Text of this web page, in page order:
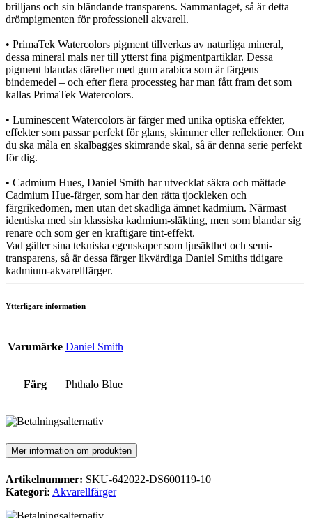
brilljans och sin bländande transparens. Sammantaget, så är detta
drömpigmenten för professionell akvarell.
• PrimaTek Watercolors pigment tillverkas av naturliga mineral,
dessa mineral mals ner till ytterst fina pigmentpartiklar. Dessa
pigment blandas därefter med gum arabica som är färgens
bindemedel – och efter flera processteg har man fått fram det som
kallas PrimaTek Watercolors.
• Luminescent Watercolors är färger med unika optiska effekter,
effekter som passar perfekt för glans, skimmer eller reflektioner. Om
du ska måla en skalbagges skimrande skal, så är denna serie perfekt
för dig.
• Cadmium Hues, Daniel Smith har utvecklat säkra och mättade
Cadmium Hue-färger, som har den rätta tjockleken och
färgrikedomen, men utan det skadliga ämnet kadmium. Närmast
identiska med sin klassiska kadmium-släkting, men som blandar sig
renare och som ger en kraftigare tint-effekt.
Vad gäller sina tekniska egenskaper som ljusäkthet och semi-
transparens, så är dessa färger likvärdiga Daniel Smiths tidigare
kadmium-akvarellfärger.
Ytterligare information
Varumärke Daniel Smith
Färg Phthalo Blue
Mer information om produkten
Artikelnummer: SKU-642022-DS600119-10
Kategori: Akvarellfärger